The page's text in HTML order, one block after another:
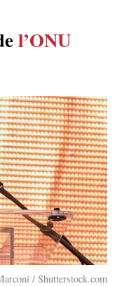
l’ONU
/ Shutterstock.com